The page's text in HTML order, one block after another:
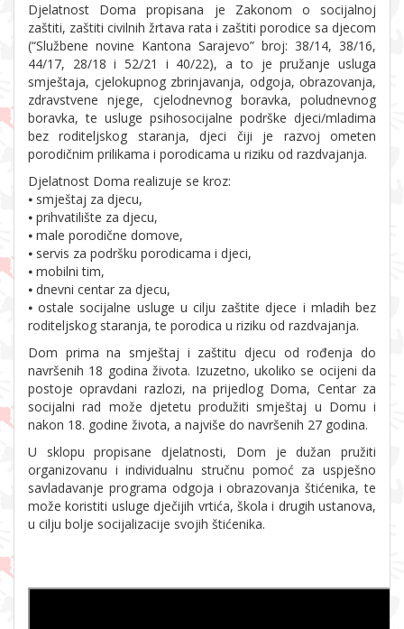
Djelatnost Doma propisana je Zakonom o socijalnoj
zaštiti, zaštiti civilnih žrtava rata i zaštiti porodice sa djecom
(“Službene novine Kantona Sarajevo” broj: 38/14, 38/16,
44/17, 28/18 i 52/21 i 40/22), a to je pružanje usluga
smještaja, cjelokupnog zbrinjavanja, odgoja, obrazovanja,
zdravstvene njege, cjelodnevnog boravka, poludnevnog
boravka, te usluge psihosocijalne podrške djeci/mladima
bez roditeljskog staranja, djeci čiji je razvoj ometen
porodičnim prilikama i porodicama u riziku od razdvajanja.
Djelatnost Doma realizuje se kroz:
⦁ smještaj za djecu,
⦁ prihvatilište za djecu,
⦁ male porodične domove,
⦁ servis za podršku porodicama i djeci,
⦁ mobilni tim,
⦁ dnevni centar za djecu,
⦁ ostale socijalne usluge u cilju zaštite djece i mladih bez
roditeljskog staranja, te porodica u riziku od razdvajanja.
Dom prima na smještaj i zaštitu djecu od rođenja do
navršenih 18 godina života. Izuzetno, ukoliko se ocijeni da
postoje opravdani razlozi, na prijedlog Doma, Centar za
socijalni rad može djetetu produžiti smještaj u Domu i
nakon 18. godine života, a najviše do navršenih 27 godina.
U sklopu propisane djelatnosti, Dom je dužan pružiti
organizovanu i individualnu stručnu pomoć za uspješno
savladavanje programa odgoja i obrazovanja štićenika, te
može koristiti usluge dječijih vrtića, škola i drugih ustanova,
u cilju bolje socijalizacije svojih štićenika.